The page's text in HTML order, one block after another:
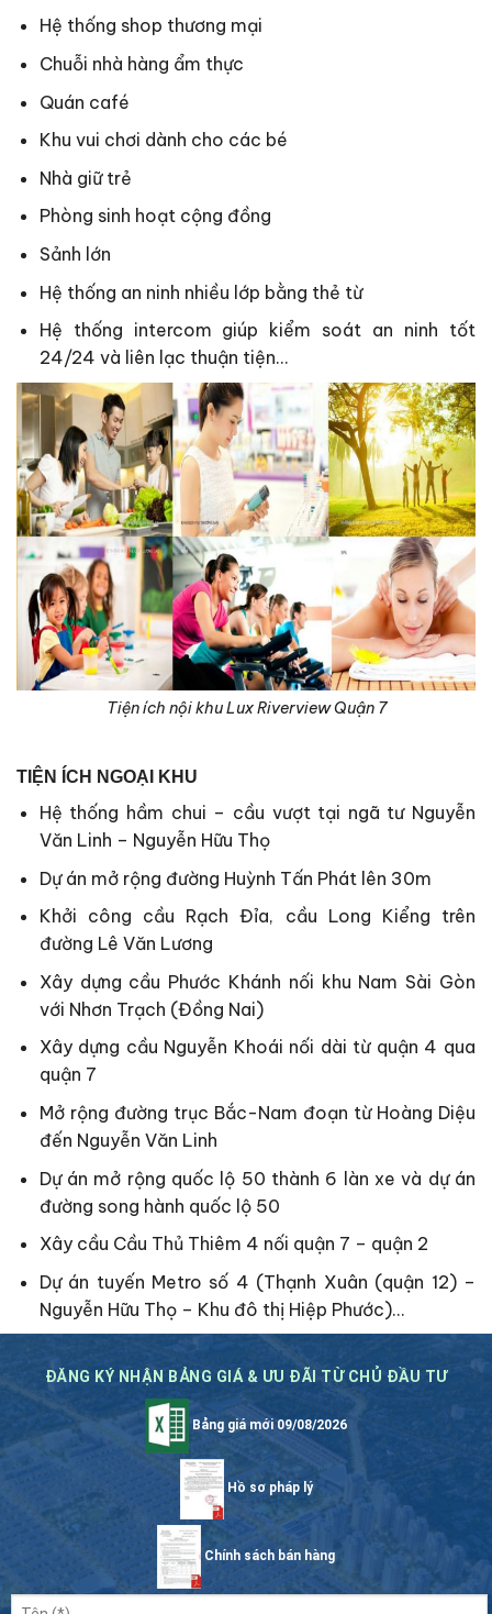
Hệ thống shop thương mại
Chuỗi nhà hàng ẩm thực
Quán café
Khu vui chơi dành cho các bé
Nhà giữ trẻ
Phòng sinh hoạt cộng đồng
Sảnh lớn
Hệ thống an ninh nhiều lớp bằng thẻ từ
Hệ thống intercom giúp kiểm soát an ninh tốt
24/24 và liên lạc thuận tiện…
Tiện ích nội khu Lux Riverview Quận 7
TIỆN ÍCH NGOẠI KHU
Hệ thống hầm chui – cầu vượt tại ngã tư Nguyễn
Văn Linh – Nguyễn Hữu Thọ
Dự án mở rộng đường Huỳnh Tấn Phát lên 30m
Khởi công cầu Rạch Đỉa, cầu Long Kiểng trên
đường Lê Văn Lương
Xây dựng cầu Phước Khánh nối khu Nam Sài Gòn
với Nhơn Trạch (Đồng Nai)
Xây dựng cầu Nguyễn Khoái nối dài từ quận 4 qua
quận 7
Mở rộng đường trục Bắc-Nam đoạn từ Hoàng Diệu
đến Nguyễn Văn Linh
Dự án mở rộng quốc lộ 50 thành 6 làn xe và dự án
đường song hành quốc lộ 50
Xây cầu Cầu Thủ Thiêm 4 nối quận 7 – quận 2
Dự án tuyến Metro số 4 (Thạnh Xuân (quận 12) –
Nguyễn Hữu Thọ – Khu đô thị Hiệp Phước)…
ĐĂNG KÝ NHẬN BẢNG GIÁ & ƯU ĐÃI TỪ CHỦ ĐẦU TƯ
Bảng giá mới 09/08/2026
Hồ sơ pháp lý
Chính sách bán hàng